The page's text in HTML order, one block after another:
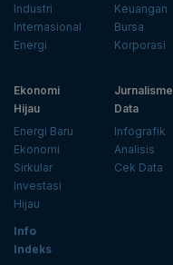
Industri
Internasional
Energi
Keuangan
Bursa
Korporasi
Ekonomi
Hijau
Energi Baru
Ekonomi
Sirkular
Investasi
Hijau
Jurnalisme
Data
Infografik
Analisis
Cek Data
Info
Indeks